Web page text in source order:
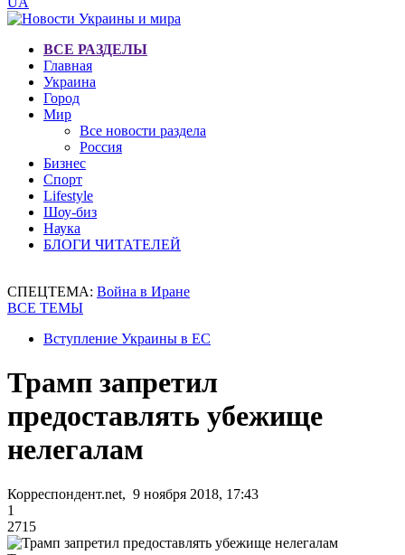
ВСЕ РАЗДЕЛЫ
Главная
Украина
Город
Мир
Все новости раздела
Россия
Бизнес
Спорт
Lifestyle
Шоу-биз
Наука
БЛОГИ ЧИТАТЕЛЕЙ
СПЕЦТЕМА: Война в Иране
ВСЕ ТЕМЫ
Вступление Украины в ЕС
Трамп запретил
предоставлять убежище
нелегалам
Корреспондент.net, 9 ноября 2018, 17:43
1
2715